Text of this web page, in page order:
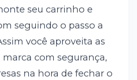
seu carrinho e
seguindo o passo a
você aproveita as
com segurança,
na hora de fechar o